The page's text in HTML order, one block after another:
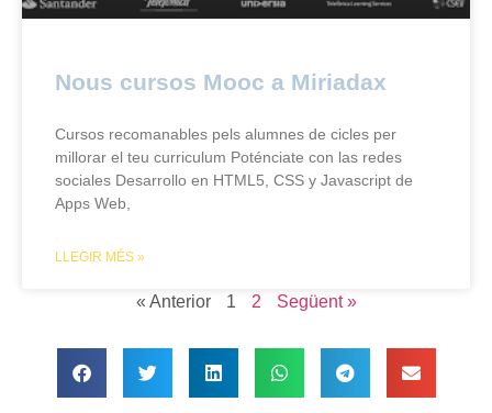
Nous cursos Mooc a Miriadax
Cursos recomanables pels alumnes de cicles per
millorar el teu curriculum Poténciate con las redes
sociales Desarrollo en HTML5, CSS y Javascript de
Apps Web,
LLEGIR MÉS »
« Anterior 1 2 Següent »